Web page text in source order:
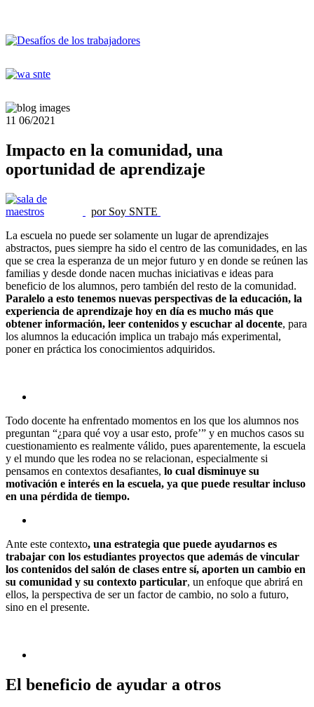
11 06/2021
Impacto en la comunidad, una
oportunidad de aprendizaje
por Soy SNTE
La escuela no puede ser solamente un lugar de aprendizajes
abstractos, pues siempre ha sido el centro de las comunidades, en las
que se crea la esperanza de un mejor futuro y en donde se reúnen las
familias y desde donde nacen muchas iniciativas e ideas para
beneficio de los alumnos, pero también del resto de la comunidad.
Paralelo a esto tenemos nuevas perspectivas de la educación, la
experiencia de aprendizaje hoy en día es mucho más que
obtener información, leer contenidos y escuchar al docente, para
los alumnos la educación implica un trabajo más experimental,
poner en práctica los conocimientos adquiridos.
Todo docente ha enfrentado momentos en los que los alumnos nos
preguntan “¿para qué voy a usar esto, profe’” y en muchos casos su
cuestionamiento es realmente válido, pues aparentemente, la escuela
y el mundo que les rodea no se relacionan, especialmente si
pensamos en contextos desafiantes, lo cual disminuye su
motivación e interés en la escuela, ya que puede resultar incluso
en una pérdida de tiempo.
Ante este contexto, una estrategia que puede ayudarnos es
trabajar con los estudiantes proyectos que además de vincular
los contenidos del salón de clases entre sí, aporten un cambio en
su comunidad y su contexto particular, un enfoque que abrirá en
ellos, la perspectiva de ser un factor de cambio, no solo a futuro,
sino en el presente.
El beneficio de ayudar a otros